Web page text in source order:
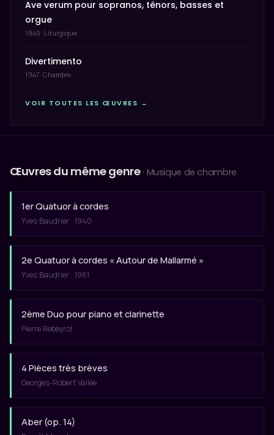
Ave verum pour sopranos, ténors, basses et
orgue
1940 · Liturgique
Divertimento
1947 · Chambre
VOIR TOUTES LES ŒUVRES →
Œuvres du même genre · Musique de chambre
1er Quatuor à cordes
Yves Baudrier · 1940
2e Quatuor à cordes « Autour de Mallarmé »
Yves Baudrier · 1961
2ème Duo pour piano et clarinette
Pierre Rebeyrol
4 Pièces très brèves
Georges-Robert Vallée
Aber (op. 14)